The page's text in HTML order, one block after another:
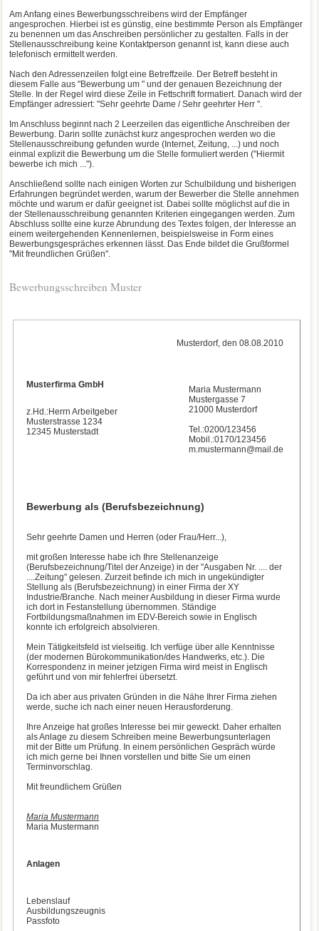
Am Anfang eines Bewerbungsschreibens wird der Empfänger
angesprochen. Hierbei ist es günstig, eine bestimmte Person als Empfänger
zu benennen um das Anschreiben persönlicher zu gestalten. Falls in der
Stellenausschreibung keine Kontaktperson genannt ist, kann diese auch
telefonisch ermittelt werden.
Nach den Adressenzeilen folgt eine Betreffzeile. Der Betreff besteht in
diesem Falle aus "Bewerbung um " und der genauen Bezeichnung der
Stelle. In der Regel wird diese Zeile in Fettschrift formatiert. Danach wird der
Empfänger adressiert: "Sehr geehrte Dame / Sehr geehrter Herr ".
Im Anschluss beginnt nach 2 Leerzeilen das eigentliche Anschreiben der
Bewerbung. Darin sollte zunächst kurz angesprochen werden wo die
Stellenausschreibung gefunden wurde (Internet, Zeitung, ...) und noch
einmal explizit die Bewerbung um die Stelle formuliert werden ("Hiermit
bewerbe ich mich ...").
Anschließend sollte nach einigen Worten zur Schulbildung und bisherigen
Erfahrungen begründet werden, warum der Bewerber die Stelle annehmen
möchte und warum er dafür geeignet ist. Dabei sollte möglichst auf die in
der Stellenausschreibung genannten Kriterien eingegangen werden. Zum
Abschluss sollte eine kurze Abrundung des Textes folgen, der Interesse an
einem weitergehenden Kennenlernen, beispielsweise in Form eines
Bewerbungsgespräches erkennen lässt. Das Ende bildet die Grußformel
"Mit freundlichen Grüßen".
Bewerbungsschreiben Muster
Musterdorf, den 08.08.2010
Musterfirma GmbH
z.Hd.:Herrn Arbeitgeber
Musterstrasse 1234
12345 Musterstadt
Maria Mustermann
Mustergasse 7
21000 Musterdorf
Tel.:0200/123456
Mobil.:0170/123456
m.mustermann@mail.de
Bewerbung als (Berufsbezeichnung)
Sehr geehrte Damen und Herren (oder Frau/Herr...),
mit großen Interesse habe ich Ihre Stellenanzeige
(Berufsbezeichnung/Titel der Anzeige) in der "Ausgaben Nr. .... der
....Zeitung" gelesen. Zurzeit befinde ich mich in ungekündigter
Stellung als (Berufsbezeichnung) in einer Firma der XY
Industrie/Branche. Nach meiner Ausbildung in dieser Firma wurde
ich dort in Festanstellung übernommen. Ständige
Fortbildungsmaßnahmen im EDV-Bereich sowie in Englisch
konnte ich erfolgreich absolvieren.
Mein Tätigkeitsfeld ist vielseitig. Ich verfüge über alle Kenntnisse
(der modernen Bürokommunikation/des Handwerks, etc.). Die
Korrespondenz in meiner jetzigen Firma wird meist in Englisch
geführt und von mir fehlerfrei übersetzt.
Da ich aber aus privaten Gründen in die Nähe Ihrer Firma ziehen
werde, suche ich nach einer neuen Herausforderung.
Ihre Anzeige hat großes Interesse bei mir geweckt. Daher erhalten
als Anlage zu diesem Schreiben meine Bewerbungsunterlagen
mit der Bitte um Prüfung. In einem persönlichen Gespräch würde
ich mich gerne bei Ihnen vorstellen und bitte Sie um einen
Terminvorschlag.
Mit freundlichem Grüßen
Maria Mustermann
Maria Mustermann
Anlagen
Lebenslauf
Ausbildungszeugnis
Passfoto